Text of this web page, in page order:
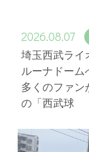
2026.08.07
埼玉西武ライ
ルーナドーム
多くのファン
の「西武球